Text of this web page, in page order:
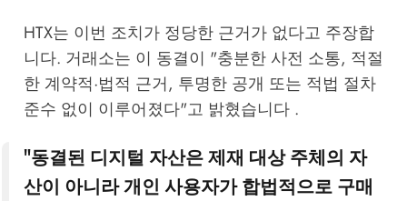
HTX는 이번 조치가 정당한 근거가 없다고 주장합
니다. 거래소는 이 동결이 "충분한 사전 소통, 적절
한 계약적·법적 근거, 투명한 공개 또는 적법 절차
준수 없이 이루어졌다"고 밝혔습니다 .
"동결된 디지털 자산은 제재 대상 주체의 자
산이 아니라 개인 사용자가 합법적으로 구매